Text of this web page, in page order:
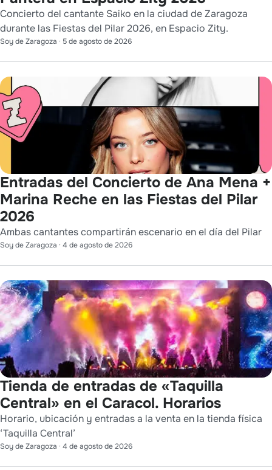
Concierto del cantante Saiko en la ciudad de Zaragoza
durante las Fiestas del Pilar 2026, en Espacio Zity.
Soy de Zaragoza · 5 de agosto de 2026
Entradas del Concierto de Ana Mena +
Marina Reche en las Fiestas del Pilar
2026
Ambas cantantes compartirán escenario en el día del Pilar
Soy de Zaragoza · 4 de agosto de 2026
Tienda de entradas de «Taquilla
Central» en el Caracol. Horarios
Horario, ubicación y entradas a la venta en la tienda física
‘Taquilla Central’
Soy de Zaragoza · 4 de agosto de 2026